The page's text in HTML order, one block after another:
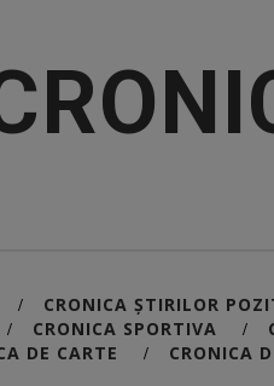
/ CRONICA ȘTIRILOR
/ CRONICA SPORTIVA /
DE CARTE / CRONICA